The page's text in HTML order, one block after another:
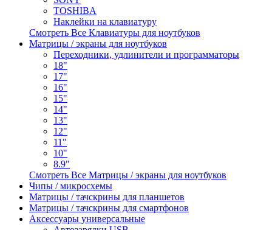
TOSHIBA
Наклейки на клавиатуру
Смотреть Все Клавиатуры для ноутбуков
Матрицы / экраны для ноутбуков
Переходники, удлинители и программаторы
18"
17"
16"
15"
14"
13"
12"
11"
10"
8.9"
Смотреть Все Матрицы / экраны для ноутбуков
Чипы / микросхемы
Матрицы / тачскрины для планшетов
Матрицы / тачскрины для смартфонов
Аксессуары универсальные